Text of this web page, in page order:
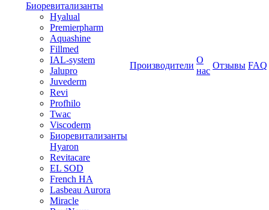
Биоревитализанты
Hyalual
Premierpharm
Aquashine
Fillmed
IAL-system
Jalupro
Juvederm
Revi
Profhilo
Twac
Viscoderm
Биоревитализанты
Hyaron
Revitacare
EL SOD
French HA
Lasbeau Aurora
Miracle
Производители
О
нас
Отзывы FAQ